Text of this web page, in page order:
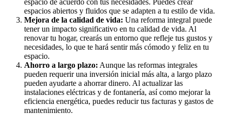
espacios abiertos y fluidos que se adapten a tu estilo de vida.
Mejora de la calidad de vida: Una reforma integral puede
tener un impacto significativo en tu calidad de vida. Al
renovar tu hogar, crearás un entorno que refleje tus gustos y
necesidades, lo que te hará sentir más cómodo y feliz en tu
espacio.
Ahorro a largo plazo: Aunque las reformas integrales
pueden requerir una inversión inicial más alta, a largo plazo
pueden ayudarte a ahorrar dinero. Al actualizar las
instalaciones eléctricas y de fontanería, así como mejorar la
eficiencia energética, puedes reducir tus facturas y gastos de
mantenimiento.